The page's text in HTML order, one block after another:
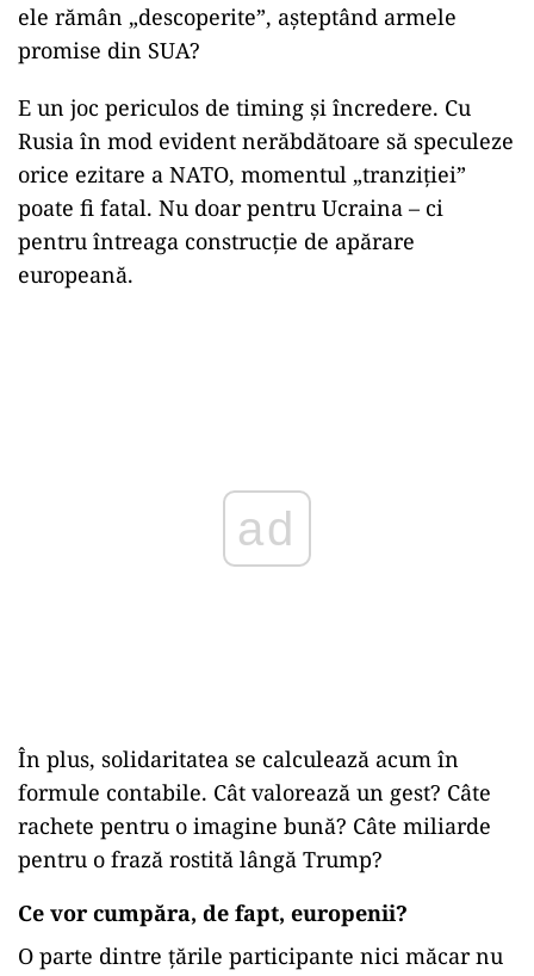
ele rămân „descoperite”, așteptând armele
promise din SUA?
E un joc periculos de timing și încredere. Cu
Rusia în mod evident nerăbdătoare să speculeze
orice ezitare a NATO, momentul „tranziției”
poate fi fatal. Nu doar pentru Ucraina – ci
pentru întreaga construcție de apărare
europeană.
ad
În plus, solidaritatea se calculează acum în
formule contabile. Cât valorează un gest? Câte
rachete pentru o imagine bună? Câte miliarde
pentru o frază rostită lângă Trump?
Ce vor cumpăra, de fapt, europenii?
O parte dintre țările participante nici măcar nu